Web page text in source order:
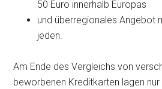
50 Euro innerhalb Europas
und überregionales Angebot
jeden.
Am Ende des Vergleichs von
beworbenen Kreditkarten lagen